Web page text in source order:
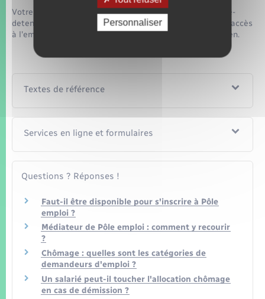
Votre <a href="https://www.pont-saint-pierre.fr/permis-de-
detention-de-chien/?xml=F14926">projet personnalisé d'accès
à l'emploi (PPAE)</a> est préparé à partir de cet entretien.
Textes de référence
Services en ligne et formulaires
Questions ? Réponses !
Faut-il être disponible pour s'inscrire à Pôle
emploi ?
Médiateur de Pôle emploi : comment y recourir
?
Chômage : quelles sont les catégories de
demandeurs d'emploi ?
Un salarié peut-il toucher l'allocation chômage
en cas de démission ?
Personnaliser